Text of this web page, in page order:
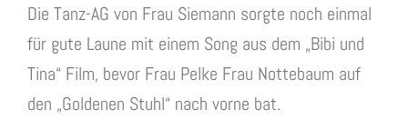
Die Tanz-AG von Frau Siemann sorgte noch einmal
für gute Laune mit einem Song aus dem „Bibi und
Tina“ Film, bevor Frau Pelke Frau Nottebaum auf
den „Goldenen Stuhl“ nach vorne bat.